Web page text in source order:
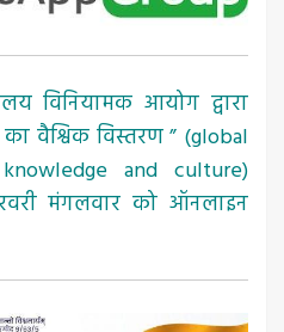
विनियामक आयोग द्वारा
वैश्विक विस्तरण ” (global
and culture)
मंगलवार को ऑनलाइन